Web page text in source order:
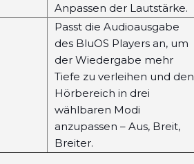
Anpassen der Lautstärke.
Passt die Audioausgabe
des BluOS Players an, um
der Wiedergabe mehr
Tiefe zu verleihen und den
Hörbereich in drei
wählbaren Modi
anzupassen – Aus, Breit,
Breiter.